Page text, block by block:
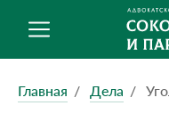
Главная Дела